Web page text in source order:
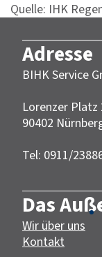
Quelle: IHK
Adresse
BIHK Service
Lorenzer Platz
90402
Tel: 0911/
Das
Wir über uns
Kontakt